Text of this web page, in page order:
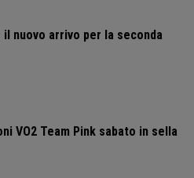
nuovo arrivo per la seconda
VO2 Team Pink sabato in sella